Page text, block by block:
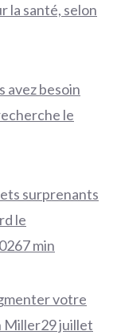
la santé, selon
avez besoin
le
surprenants
le
min
votre
Miller29 juillet